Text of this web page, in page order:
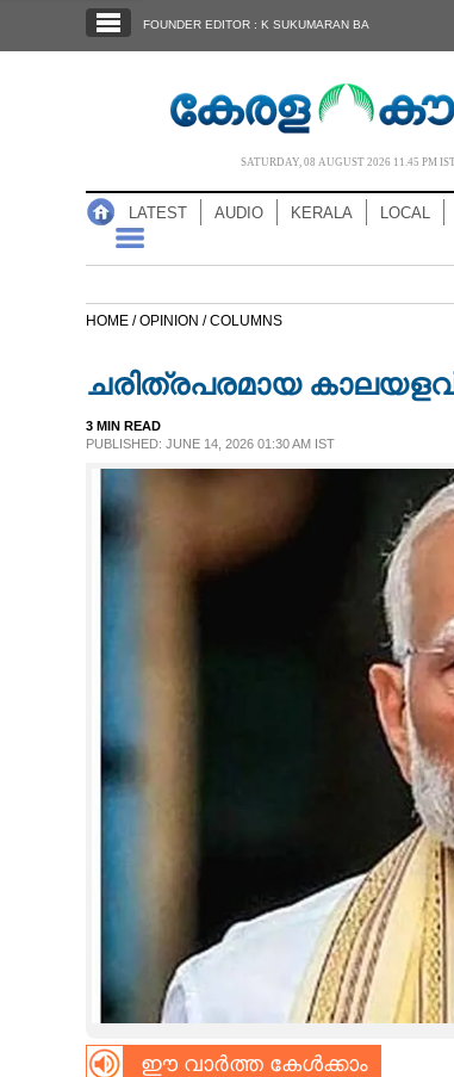
NOTIFIED NEWS
FOUNDER EDITOR : K SUKUMARAN BA
SATURDAY, 08 AUGUST 2026 11.45 PM
LATEST AUDIO KERALA LOCAL
HOME /OPINION /COLUMNS
ചരിത്രപരമായ
3 MIN READ
PUBLISHED: JUNE 14, 2026 01:30 AM IST
ഈ വാർത്ത കേൾക്കാം